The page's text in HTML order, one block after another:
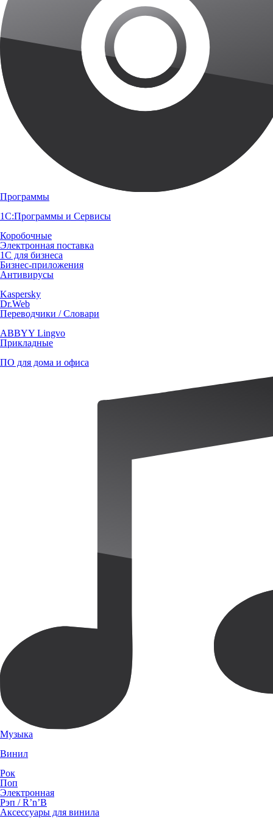
Программы
1С:Программы и Сервисы
Коробочные
Электронная поставка
1С для бизнеса
Бизнес-приложения
Антивирусы
Kaspersky
Dr.Web
Переводчики / Словари
ABBYY Lingvo
Прикладные
ПО для дома и офиса
Музыка
Винил
Рок
Поп
Электронная
Рэп / R’n’B
Аксессуары для винила